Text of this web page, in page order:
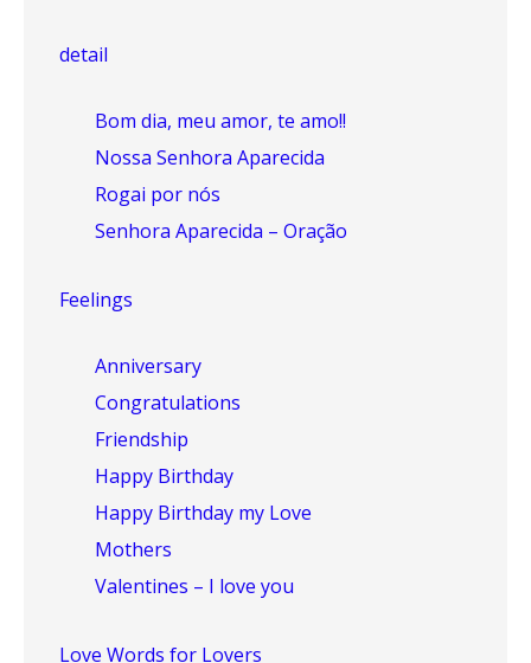
detail
Bom dia, meu amor, te amo!!
Nossa Senhora Aparecida
Rogai por nós
Senhora Aparecida – Oração
Feelings
Anniversary
Congratulations
Friendship
Happy Birthday
Happy Birthday my Love
Mothers
Valentines – I love you
Love Words for Lovers